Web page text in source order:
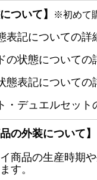
ついて】 ※初めて
表記についての詳
の状態についての
態表記についての
・デュエルセッ
の外装について】
商品の生産時期
す。